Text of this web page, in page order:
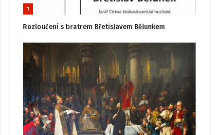
1
Rozloučení s bratrem Břetislavem Bělunkem